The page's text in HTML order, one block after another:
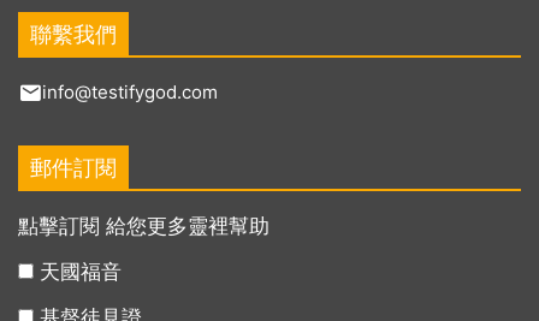
聯繫我們
info@testifygod.com
郵件訂閱
點擊訂閱 給您更多靈裡幫助
天國福音